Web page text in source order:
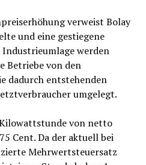
verweist Bolay
und eine gestiegene
werden
Betriebe von den
dadurch entstehenden
umgelegt.
von netto
Cent. Da der aktuell bei
Mehrwertsteuersatz